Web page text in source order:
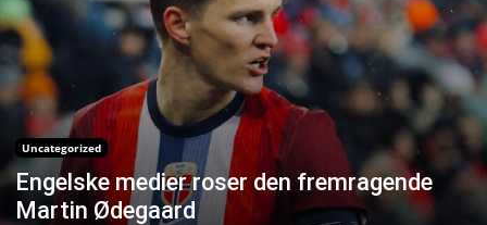
Uncategorized
Engelske medier roser den fremragende
Martin Ødegaard